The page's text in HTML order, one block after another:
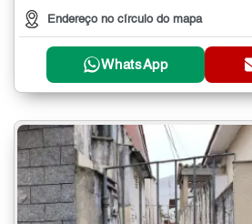
Endereço no círculo do mapa
WhatsApp